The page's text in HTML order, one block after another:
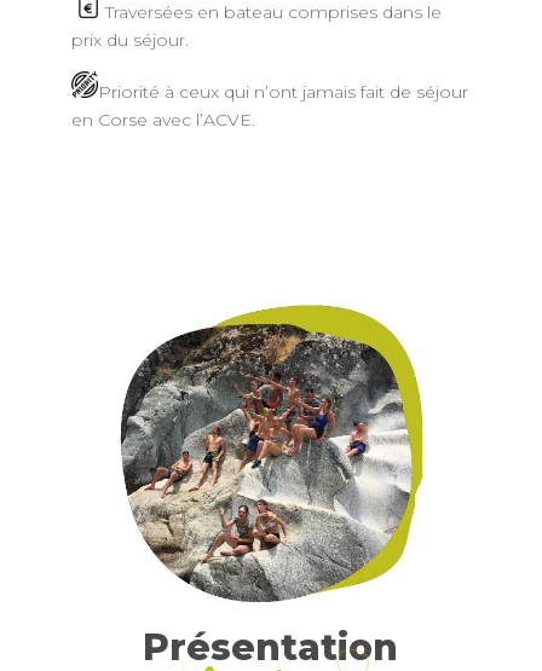
Traversées en bateau comprises dans le
prix du séjour.
Priorité à ceux qui n’ont jamais fait de séjour
en Corse avec l’ACVE.
Présentation